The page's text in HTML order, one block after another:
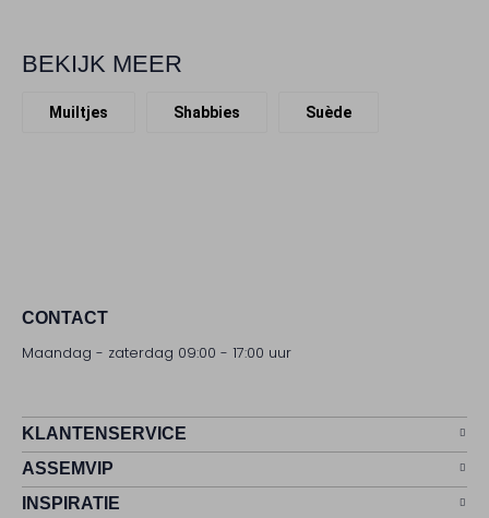
BEKIJK MEER
Muiltjes Shabbies Suède
CONTACT
Maandag - zaterdag 09:00 - 17:00 uur
KLANTENSERVICE
ASSEMVIP
INSPIRATIE